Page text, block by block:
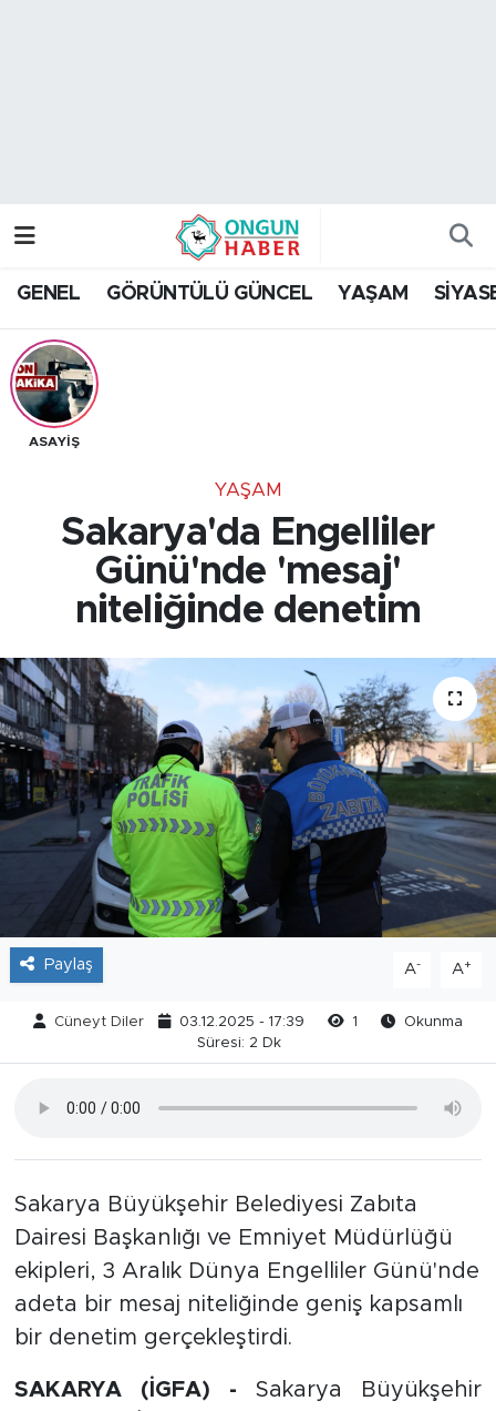
GENEL GÖRÜNTÜLÜ GÜNCEL YAŞAM
ASAYİŞ
YAŞAM
Sakarya'da Engelliler
Günü'nde 'mesaj'
niteliğinde denetim
Paylaş A- A+
Cüneyt Diler 03.12.2025 - 17:39 1
Okunma
Süresi: 2 Dk
Sakarya Büyükşehir Belediyesi Zabıta
Dairesi Başkanlığı ve Emniyet Müdürlüğü
ekipleri, 3 Aralık Dünya Engelliler Günü'nde
adeta bir mesaj niteliğinde geniş kapsamlı
bir denetim gerçekleştirdi.
SAKARYA (İGFA) -Sakarya Büyükşehir
Trafik Durumu
Tüm Manşetler
Son Dakika Haberleri